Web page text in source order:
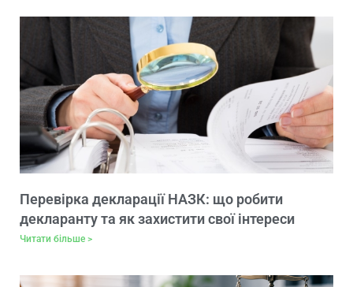
Перевірка декларації НАЗК: що робити
декларанту та як захистити свої інтереси
Читати більше >